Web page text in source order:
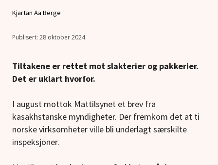
Kjartan Aa Berge
28 oktober 2024
Tiltakene er rettet mot slakterier og pakkerier.
Det er uklart hvorfor.
I august mottok Mattilsynet et brev fra
kasakhstanske myndigheter. Der fremkom det at ti
norske virksomheter ville bli underlagt særskilte
inspeksjoner.